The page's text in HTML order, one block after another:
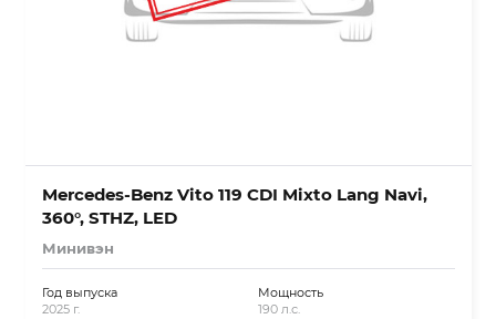
Mercedes-Benz Vito 119 CDI Mixto Lang Navi,
360°, STHZ, LED
Минивэн
Год выпуска
2025 г.
Мощность
190 л.с.